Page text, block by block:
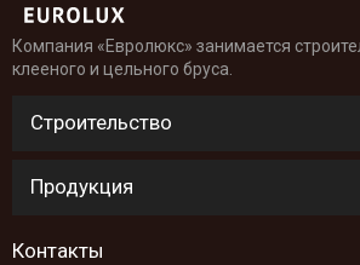
Компания «Евролюкс» занимается
клееного и цельного бруса.
Строительство
Продукция
Контакты